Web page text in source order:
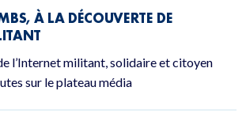
À LA DÉCOUVERTE DE
l’Internet militant, solidaire et citoyen
sur le plateau média